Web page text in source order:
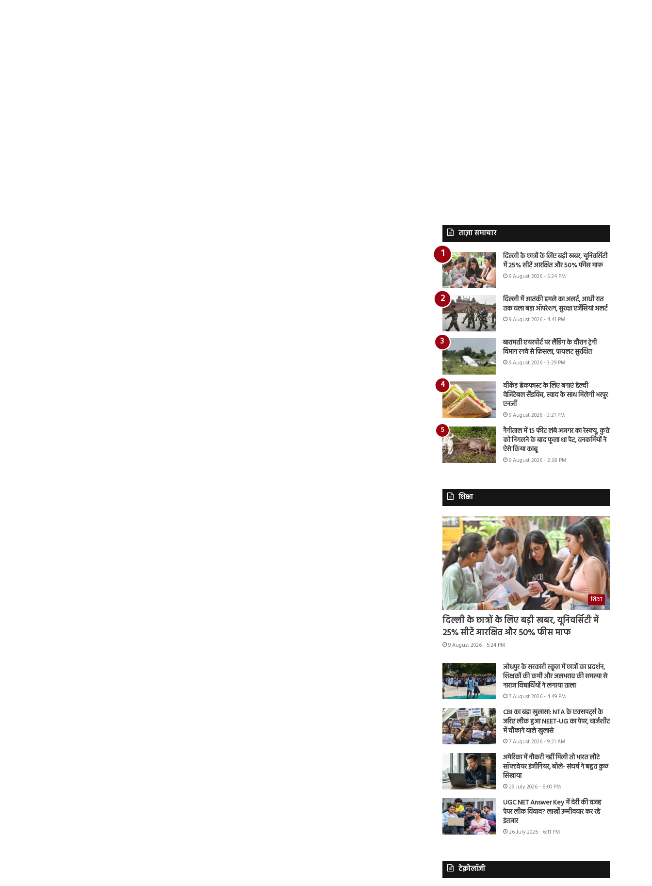
ताज़ा समाचार
दिल्ली के छात्रों के लिए बड़ी खबर, यूनिवर्सिटी
में 25% सीटें आरक्षित और 50% फीस माफ
9 August 2026 - 5:24 PM
दिल्ली में आतंकी हमले का अलर्ट, आधी रात
तक चला बड़ा ऑपरेशन, सुरक्षा एजेंसियां अलर्ट
9 August 2026 - 4:41 PM
बारामती एयरपोर्ट पर लैंडिंग के दौरान ट्रेनी
विमान रनवे से फिसला, पायलट सुरक्षित
9 August 2026 - 3:29 PM
वीकेंड ब्रेकफास्ट के लिए बनाएं हेल्दी
वेजिटेबल सैंडविच, स्वाद के साथ मिलेगी भरपूर
एनर्जी
9 August 2026 - 3:21 PM
नैनीताल में 15 फीट लंबे अजगर का रेस्क्यू, कुत्ते
को निगलने के बाद फूला था पेट, वनकर्मियों ने
ऐसे किया काबू
9 August 2026 - 2:38 PM
शिक्षा
शिक्षा
दिल्ली के छात्रों के लिए बड़ी खबर, यूनिवर्सिटी में
25% सीटें आरक्षित और 50% फीस माफ
9 August 2026 - 5:24 PM
जोधपुर के सरकारी स्कूल में छात्रों का प्रदर्शन,
शिक्षकों की कमी और जलभराव की समस्या से
नाराज विद्यार्थियों ने लगाया ताला
7 August 2026 - 4:49 PM
CBI का बड़ा खुलासा: NTA के एक्सपर्ट्स के
जरिए लीक हुआ NEET-UG का पेपर, चार्जशीट
में चौंकाने वाले खुलासे
7 August 2026 - 9:21 AM
अमेरिका में नौकरी नहीं मिली तो भारत लौटे
सॉफ्टवेयर इंजीनियर, बोले- संघर्ष ने बहुत कुछ
सिखाया
29 July 2026 - 8:00 PM
UGC NET Answer Key में देरी की वजह
पेपर लीक विवाद? लाखों उम्मीदवार कर रहे
इंतजार
26 July 2026 - 6:11 PM
टेक्नोलॉजी